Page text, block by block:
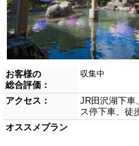
お客様の
総合評価：
収集中
アクセス：
JR田沢湖下車
ス停下車、徒
オススメプラン